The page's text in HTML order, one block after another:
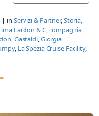
| in Servizi & Partner,Storia,
Lardon & C,compagnia
,Gastaldi,Giorgia
, La Spezia Cruise Facility,